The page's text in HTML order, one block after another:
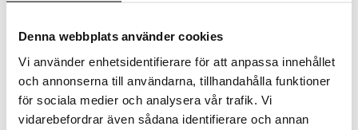
Denna webbplats använder cookies
Vi använder enhetsidentifierare för att anpassa innehållet
och annonserna till användarna, tillhandahålla funktioner
för sociala medier och analysera vår trafik. Vi
vidarebefordrar även sådana identifierare och annan
Kestotilaus
Arvostele tuotteita
Toivelistat